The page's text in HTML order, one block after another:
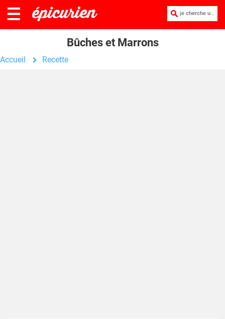
je cherche une recette :
Bûches et Marrons
Accueil Recette